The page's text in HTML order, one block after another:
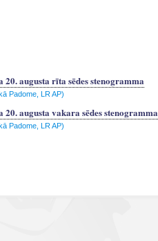
augusta rīta sēdes stenogramma
Padome, LR AP)
augusta vakara sēdes stenogramma
Padome, LR AP)